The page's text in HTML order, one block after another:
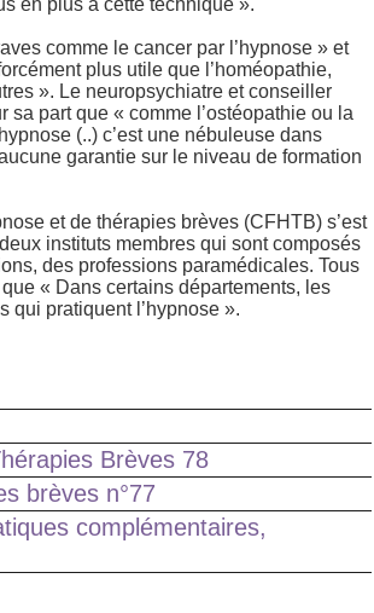
en plus à cette technique ».
comme le cancer par l’hypnose » et
plus utile que l’homéopathie,
». Le neuropsychiatre et conseiller
part que « comme l’ostéopathie ou la
(..) c’est une nébuleuse dans
garantie sur le niveau de formation
et de thérapies brèves (CFHTB) s’est
instituts membres qui sont composés
des professions paramédicales. Tous
« Dans certains départements, les
qui pratiquent l’hypnose ».
Brèves 78
brèves n°77
complémentaires,